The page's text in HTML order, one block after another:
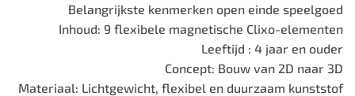
Belangrijkste kenmerken open einde speelgoed
Inhoud: 9 flexibele magnetische Clixo-elementen
Leeftijd : 4 jaar en ouder
Concept: Bouw van 2D naar 3D
Materiaal: Lichtgewicht, flexibel en duurzaam kunststof